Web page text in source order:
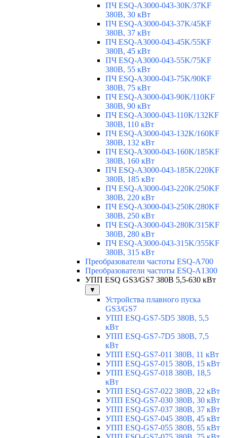
ПЧ ESQ-A3000-043-30K/37KF
380В, 30 кВт
ПЧ ESQ-A3000-043-37K/45KF
380В, 37 кВт
ПЧ ESQ-A3000-043-45K/55KF
380В, 45 кВт
ПЧ ESQ-A3000-043-55K/75KF
380В, 55 кВт
ПЧ ESQ-A3000-043-75K/90KF
380В, 75 кВт
ПЧ ESQ-A3000-043-90K/110KF
380В, 90 кВт
ПЧ ESQ-A3000-043-110K/132KF
380В, 110 кВт
ПЧ ESQ-A3000-043-132K/160KF
380В, 132 кВт
ПЧ ESQ-A3000-043-160K/185KF
380В, 160 кВт
ПЧ ESQ-A3000-043-185K/220KF
380В, 185 кВт
ПЧ ESQ-A3000-043-220K/250KF
380В, 220 кВт
ПЧ ESQ-A3000-043-250K/280KF
380В, 250 кВт
ПЧ ESQ-A3000-043-280K/315KF
380В, 280 кВт
ПЧ ESQ-A3000-043-315K/355KF
380В, 315 кВт
Преобразователи частоты ESQ-A700
Преобразователи частоты ESQ-A1300
УПП ESQ GS3/GS7 380В 5,5-630 кВт
▼
Устройства плавного пуска
GS3/GS7
УПП ESQ-GS7-5D5 380В, 5,5
кВт
УПП ESQ-GS7-7D5 380В, 7,5
кВт
УПП ESQ-GS7-011 380В, 11 кВт
УПП ESQ-GS7-015 380В, 15 кВт
УПП ESQ-GS7-018 380В, 18,5
кВт
УПП ESQ-GS7-022 380В, 22 кВт
УПП ESQ-GS7-030 380В, 30 кВт
УПП ESQ-GS7-037 380В, 37 кВт
УПП ESQ-GS7-045 380В, 45 кВт
УПП ESQ-GS7-055 380В, 55 кВт